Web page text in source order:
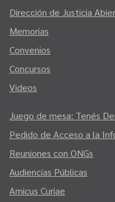
Dirección de Justicia
Memorias
Convenios
Concursos
Videos
Juego de mesa: Tenés
Pedido de Acceso a la
Reuniones con ONGs
Audiencias Públicas
Amicus Curiae